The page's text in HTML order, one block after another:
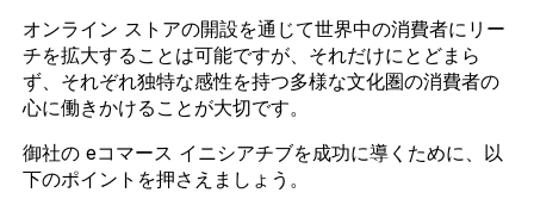
オンライン ストアの開設を通じて世界中の消費者にリー
チを拡大することは可能ですが、それだけにとどまら
ず、それぞれ独特な感性を持つ多様な文化圏の消費者の
心に働きかけることが大切です。
御社の eコマース イニシアチブを成功に導くために、以
下のポイントを押さえましょう。